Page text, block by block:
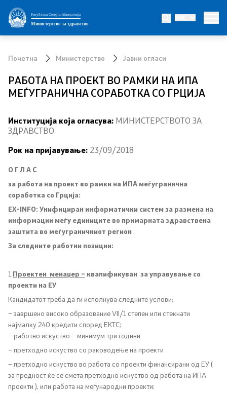
Република Северна Македонија
Министерство за здравство
MK
Министерство
Државен секретар
Интегритет
Јавни набавки
Огласи
Проекти
Превенција
Сектори
Органи во состав
Организација и систематизација
Органограм
Кодекс за административни службеници
SEEHN
Почетна Министерство Јавни огласи
РАБОТА НА ПРОЕКТ ВО РАМКИ НА ИПА
МЕЃУГРАНИЧНА СОРАБОТКА СО ГРЦИЈА
Институција која огласува: МИНИСТЕРСТВОТО ЗА
ЗДРАВСТВО
Рок на пријавување: 23/09/2018
О Г Л А С
за работа на проект во рамки на ИПА меѓугранична
соработка со Грција:
EX-INFO: Унифициран информатички систем за размена на
информации меѓу единиците во примарната здравствена
заштита во меѓуграничниот регион
За следните работни позиции:
1.Проектен менаџер – квалификуван за управување со
проекти на ЕУ
Кандидатот треба да ги исполнува следните услови:
– завршено високо образование VII/1 степен или стекнати
најмалку 240 кредити според ЕКТС;
– работно искуство – минимум три години
– претходно искуство со раководење на проекти
– претходно искуство во работа со проекти финансирани од ЕУ (
за предност ќе се смета претходно искуство од работа на ИПА
проекти ), или работа на меѓународни проекти;